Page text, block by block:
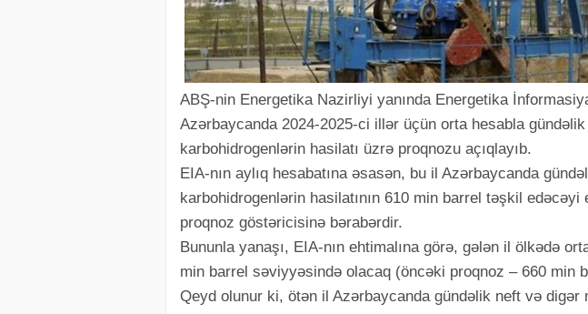
ABŞ-nin Energetika Nazirliyi yanında Energetika
Azərbaycanda 2024-2025-ci illər üçün orta hesabla
karbohidrogenlərin hasilatı üzrə proqnozu açıqlayıb.
EIA-nın aylıq hesabatına əsasən, bu il Azərbaycanda
karbohidrogenlərin hasilatının 610 min barrel təşkil
proqnoz göstəricisinə bərabərdir.
Bununla yanaşı, EIA-nın ehtimalına görə, gələn il ölkədə
min barrel səviyyəsində olacaq (öncəki proqnoz – 660 min
Qeyd olunur ki, ötən il Azərbaycanda gündəlik neft və digər